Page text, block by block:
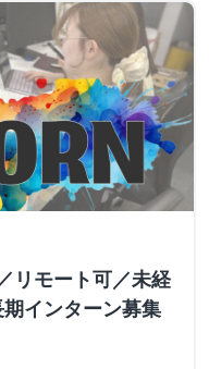
リモート可／未経
インターン募集